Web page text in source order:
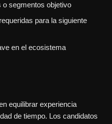
o segmentos objetivo
para la siguiente
en el ecosistema
equilibrar experiencia
de tiempo. Los candidatos